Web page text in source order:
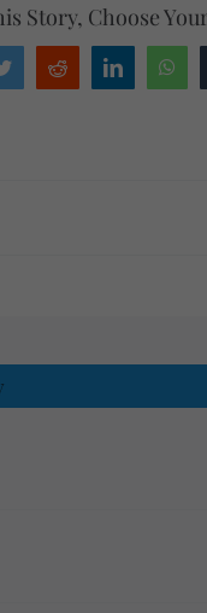
Story, Choose
TwitterReddit LinkedIn